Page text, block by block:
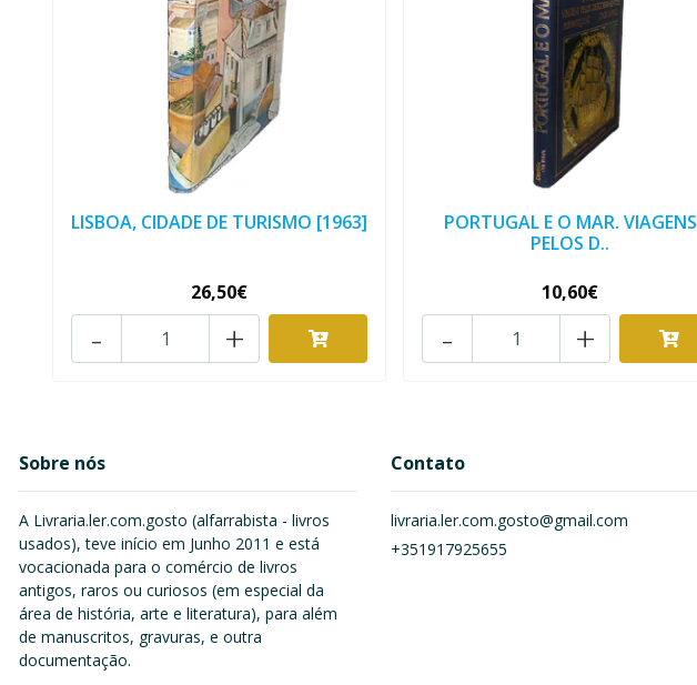
LISBOA, CIDADE DE TURISMO [1963]
26,50€
+
-
PORTUGAL E O MAR. VIAGENS
PELOS D..
10,60€
+
-
Sobre nós
A Livraria.ler.com.gosto (alfarrabista - livros
usados), teve início em Junho 2011 e está
vocacionada para o comércio de livros
antigos, raros ou curiosos (em especial da
área de história, arte e literatura), para além
de manuscritos, gravuras, e outra
documentação.
Contato
livraria.ler.com.gosto@gmail.com
+351917925655